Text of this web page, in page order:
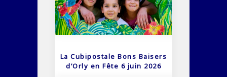
La Cubipostale Bons Baisers
d’Orly en Fête 6 juin 2026